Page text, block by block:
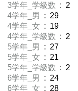
3学年_学級数 : 2
4学年_男
: 29
4学年_女 : 19
4学年_学級数 : 2
5学年_男
: 27
5学年_女 : 21
5学年_学級数 : 2
6学年_男
: 24
6学年_女 : 28